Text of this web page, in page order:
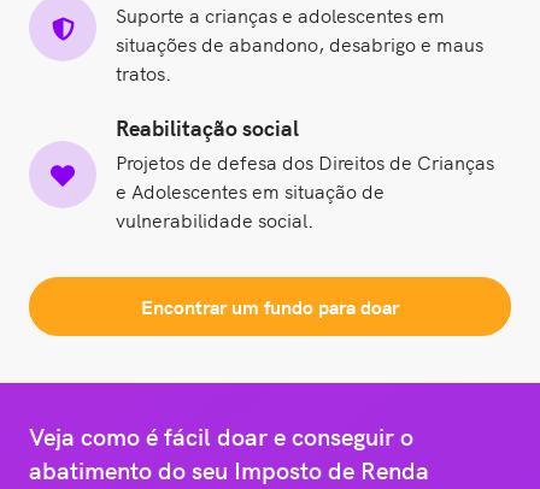
Suporte a crianças e adolescentes em
situações de abandono, desabrigo e maus
tratos.
Reabilitação social
Projetos de defesa dos Direitos de Crianças
e Adolescentes em situação de
vulnerabilidade social.
Encontrar um fundo para doar
Veja como é fácil doar e conseguir o
abatimento do seu Imposto de Renda